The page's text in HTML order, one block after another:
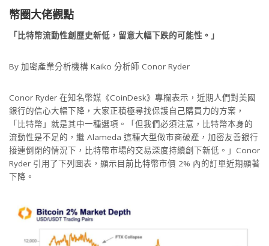
幣圈大佬觀點
「比特幣流動性創歷史新低，留意大幅下跌的可能性。」
By 加密產業分析機構 Kaiko 分析師 Conor Ryder
Conor Ryder 在知名幣媒《CoinDesk》專欄表示，近期人們對美國
銀行的信心大幅下降，大家正積極尋找保護自己購買力的方案，
「比特幣」就是其中一種選項。「但我們必須注意，比特幣本身的
流動性是不足的，繼 Alameda 這種大型做市商破產，加密友善銀行
接連倒閉的情況下，比特幣市場的交易深度持續創下新低。」Conor
Ryder 引用了下列圖表，顯示目前比特幣市價 2% 內的訂單近期顯著
下降。